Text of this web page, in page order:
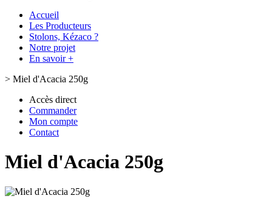
Accueil
Les Producteurs
Stolons, Kézaco ?
Notre projet
En savoir +
> Miel d'Acacia 250g
Accès direct
Commander
Mon compte
Contact
Miel d'Acacia 250g